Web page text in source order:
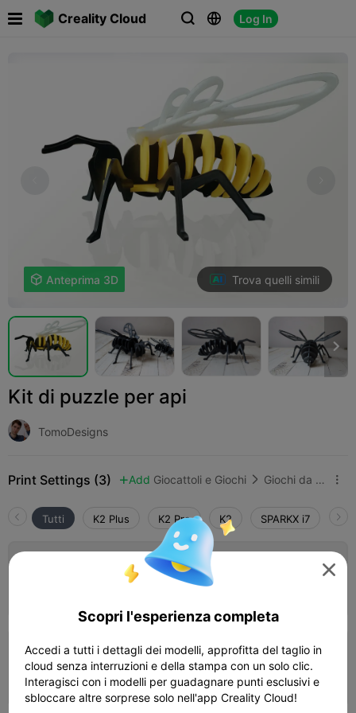
Creality Cloud   Log In
 Anteprima 3D Trova quelli simili

Kit di puzzle per api
TomoDesigns
Print Settings (3)  Add Giocattoli e Giochi  Giochi da tavolo e di carte 
Tutti K2 Plus K2 Pro K2 SPARKX i7
Strato 0,2 mm, 4 pareti, riempimento al
30%
Strato 0,2 mm, 2 pareti, riempimento al
15%
 02h 48m  1 plates  101.62g

Scopri l'esperienza completa
Accedi a tutti i dettagli dei modelli, approfitta del taglio in
cloud senza interruzioni e della stampa con un solo clic.
Interagisci con i modelli per guadagnare punti esclusivi e
sbloccare altre sorprese solo nell'app Creality Cloud!